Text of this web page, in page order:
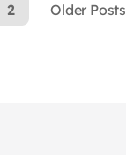
2 Older Posts